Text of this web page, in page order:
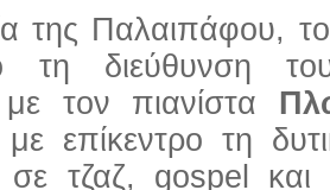
της Παλαιπάφου,
τη διεύθυνση
με τον πιανίστα
με επίκεντρο τη
σε τζαζ, gospel